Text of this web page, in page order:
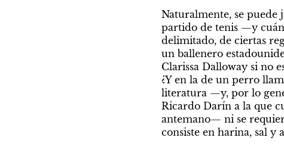
Naturalmente, se puede
partido de tenis —y cuán
delimitado, de ciertas
un ballenero
Clarissa Dalloway si no
¿Y en la de un perro
literatura —y, por lo
Ricardo Darín a la que
antemano— ni se
consiste en harina, sal y